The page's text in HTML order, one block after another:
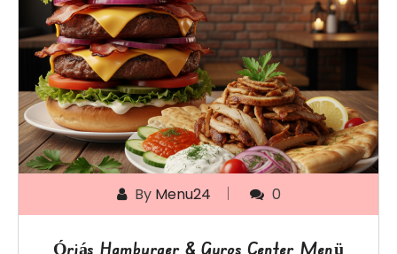
By Menu24 0
Óriás Hamburger & Gyros Center Menü